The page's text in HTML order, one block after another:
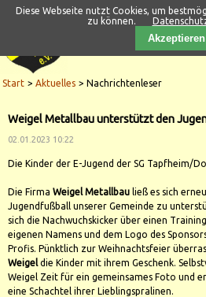
Start Aktuelles Nachrichtenleser
Weigel Metallbau unterstützt den
02.01.2023 10:22
Die Kinder der E-Jugend der SG Tapfheim/
Die Firma Weigel Metallbau ließ es sich
Jugendfußball unserer Gemeinde zu
sich die Nachwuchskicker über einen
eigenen Namens und dem Logo des
Profis. Pünktlich zur Weihnachtsfeier
Weigel die Kinder mit ihrem Geschenk.
Weigel Zeit für ein gemeinsames Foto und
eine Schachtel ihrer Lieblingspralinen.
Diese Webseite nutzt Cookies, um
zu können.
Akzeptieren